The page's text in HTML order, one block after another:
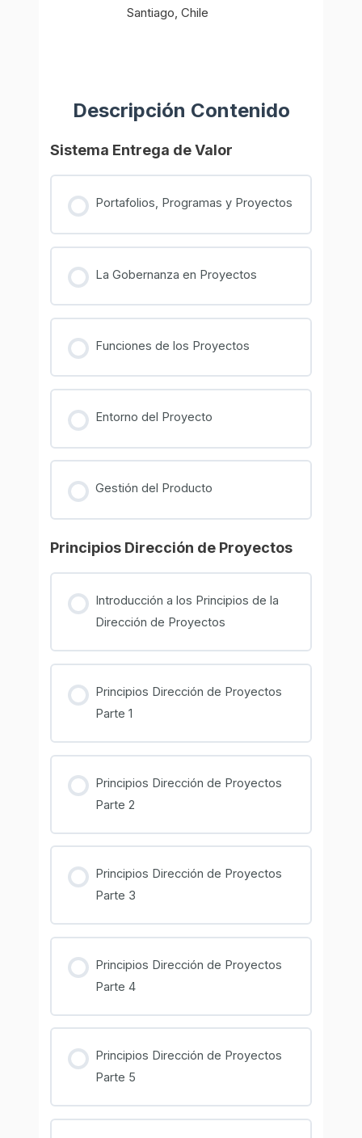
Santiago, Chile
Descripción Contenido
Sistema Entrega de Valor
Portafolios, Programas y Proyectos
La Gobernanza en Proyectos
Funciones de los Proyectos
Entorno del Proyecto
Gestión del Producto
Principios Dirección de Proyectos
Introducción a los Principios de la
Dirección de Proyectos
Principios Dirección de Proyectos
Parte 1
Principios Dirección de Proyectos
Parte 2
Principios Dirección de Proyectos
Parte 3
Principios Dirección de Proyectos
Parte 4
Principios Dirección de Proyectos
Parte 5